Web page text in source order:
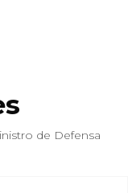
de Defensa